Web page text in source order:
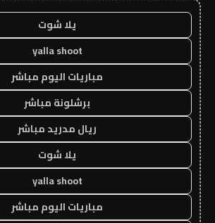
يلا شوت
yalla shoot
مباريات اليوم مباشر
برشلونة مباشر
ريال مدريد مباشر
يلا شوت
yalla shoot
مباريات اليوم مباشر